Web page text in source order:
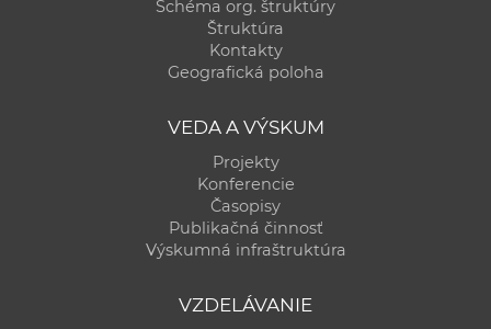
Schéma org. štruktúry
Štruktúra
Kontakty
Geografická poloha
VEDA A VÝSKUM
Projekty
Konferencie
Časopisy
Publikačná činnosť
Výskumná infraštruktúra
VZDELÁVANIE